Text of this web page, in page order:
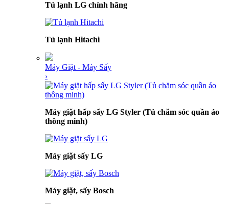
Tủ lạnh LG chính hãng
Tủ lạnh Hitachi
Máy Giặt - Máy Sấy
›
Máy giặt hấp sấy LG Styler (Tủ chăm sóc quần áo
thông minh)
Máy giặt sấy LG
Máy giặt, sấy Bosch